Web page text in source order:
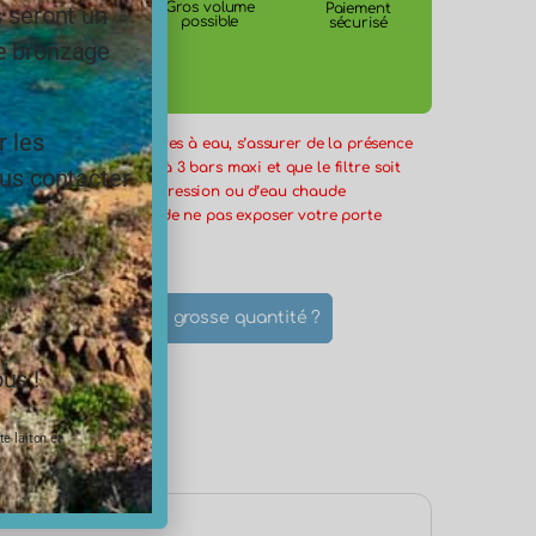
ACS
Gros volume
possible
Paiement
sécurisé
l’installation des filtres à eau, s’assurer de la présence
en amont réglé à 3 bars maxi et que le filtre soit
éventuel retour de pression ou d’eau chaude
Il est important de ne pas exposer votre porte
et à la lumière
? Une grosse quantité ?
du produit
seront un
bronzage
les
contacter
!
laiton et